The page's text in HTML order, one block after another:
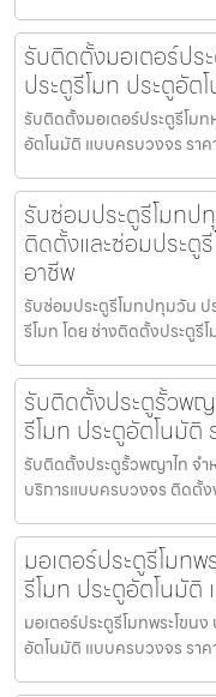
รับติดตั้งมอเตอร์ปร
ประตูรีโมท ประตูอัต
รับติดตั้งมอเตอร์ประตูรีโม
อัตโนมัติ แบบครบวงจร รา
รับซ่อมประตูรีโมทป
ติดตั้งและซ่อมประตู
อาชีพ
รับซ่อมประตูรีโมทปทุมวัน ป
รีโมท โดย ช่างติดตั้งประตู
รับติดตั้งประตูรั้วพญ
รีโมท ประตูอัตโนมัติ
รับติดตั้งประตูรั้วพญาไท จำ
บริการแบบครบวงจร ติดตั้
มอเตอร์ประตูรีโมท
รีโมท ประตูอัตโนมัติ
มอเตอร์ประตูรีโมทพระโขน
อัตโนมัติ แบบครบวงจร รา